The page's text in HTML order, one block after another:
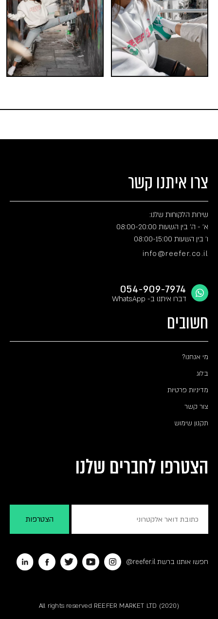
צרו איתנו קשר
שירות הלקוחות שלנו:
א' - ה' בין השעות 08:00-20:00
ו' בין השעות 08:00-15:00
info@reefer.co.il
054-909-7974
דברו איתנו ב- WhatsApp
חשובים
מי אנחנו?
בלוג
מדיניות פרטיות
צור קשר
תקנון שימוש
הצטרפו לחברים שלנו
חפשו אותנו ברשת reefer.il@
All rights reserved REEFER MARKET LTD (2020)